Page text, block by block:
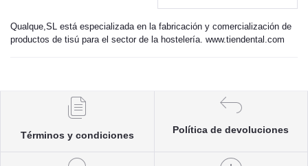
Qualque,SL está especializada en la fabricación y comercialización de
productos de tisú para el sector de la hostelería. www.tiendental.com
Términos y condiciones
Política de devoluciones